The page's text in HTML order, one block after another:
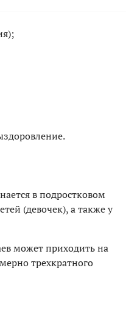
в подростковом
(девочек), а также у
может приходить на
трехкратного